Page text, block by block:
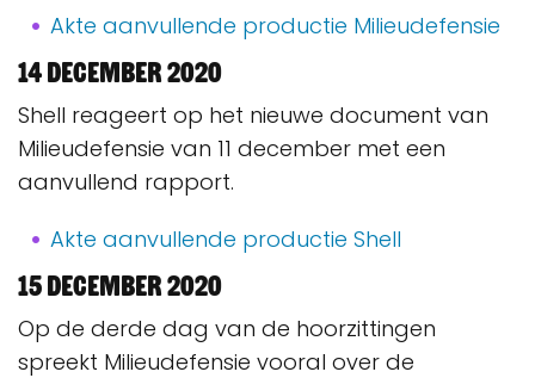
Akte aanvullende productie Milieudefensie
14 december 2020
Shell reageert op het nieuwe document van
Milieudefensie van 11 december met een
aanvullend rapport.
Akte aanvullende productie Shell
15 december 2020
Op de derde dag van de hoorzittingen
spreekt Milieudefensie vooral over de